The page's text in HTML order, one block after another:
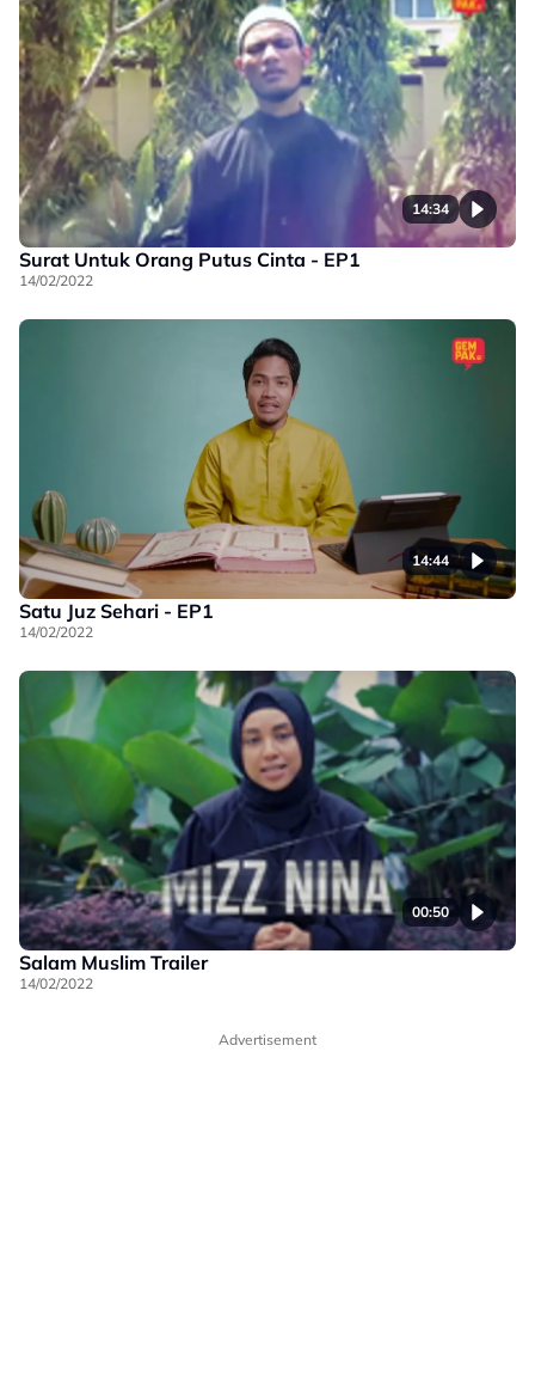
14:34
Surat Untuk Orang Putus Cinta - EP1
14/02/2022
14:44
Satu Juz Sehari - EP1
14/02/2022
00:50
Salam Muslim Trailer
14/02/2022
Advertisement